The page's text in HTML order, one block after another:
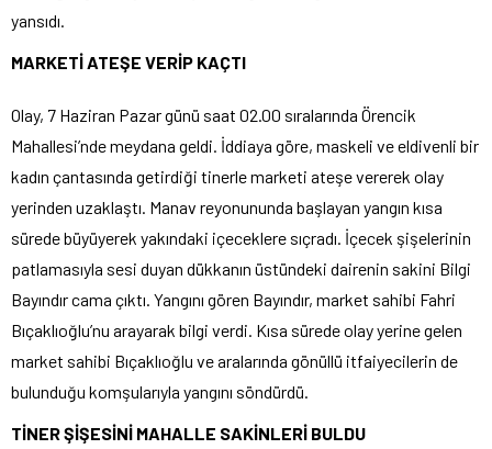
yansıdı.
MARKETİ ATEŞE VERİP KAÇTI
Olay, 7 Haziran Pazar günü saat 02.00 sıralarında Örencik
Mahallesi’nde meydana geldi. İddiaya göre, maskeli ve eldivenli bir
kadın çantasında getirdiği tinerle marketi ateşe vererek olay
yerinden uzaklaştı. Manav reyonununda başlayan yangın kısa
sürede büyüyerek yakındaki içeceklere sıçradı. İçecek şişelerinin
patlamasıyla sesi duyan dükkanın üstündeki dairenin sakini Bilgi
Bayındır cama çıktı. Yangını gören Bayındır, market sahibi Fahri
Bıçaklıoğlu’nu arayarak bilgi verdi. Kısa sürede olay yerine gelen
market sahibi Bıçaklıoğlu ve aralarında gönüllü itfaiyecilerin de
bulunduğu komşularıyla yangını söndürdü.
TİNER ŞİŞESİNİ MAHALLE SAKİNLERİ BULDU